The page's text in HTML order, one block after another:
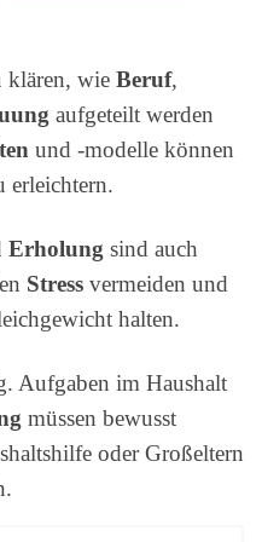
klären, wie Beruf,
aufgeteilt werden
und -modelle können
erleichtern.
Erholung sind auch
Stress vermeiden und
halten.
Aufgaben im Haushalt
müssen bewusst
oder Großeltern